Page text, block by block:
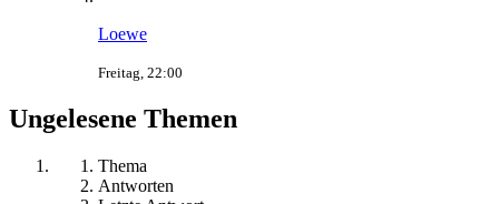
Loewe
Freitag, 22:00
Ungelesene Themen
Thema
Antworten